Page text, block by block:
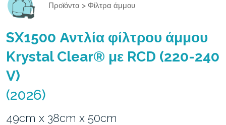
Προϊόντα > Φίλτρα άμμου
SX1500 Αντλία φίλτρου άμμου
Krystal Clear® με RCD (220-240
V)
(2026)
49cm x 38cm x 50cm